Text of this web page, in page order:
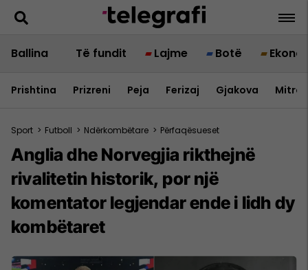
Ballina Të fundit Lajme Botë
Prishtina Prizreni Peja Ferizaj Gjakova
Sport > Futboll > Ndërkombëtare > Përfaqësueset
Anglia dhe Norvegjia rikthejnë
rivalitetin historik, por një
komentator legjendar ende i lidh dy
kombëtaret